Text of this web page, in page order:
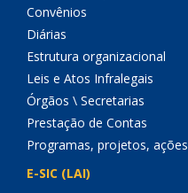
Convênios
Diárias
Estrutura organizacional
Leis e Atos Infralegais
Órgãos \ Secretarias
Prestação de Contas
Programas, projetos,
E-SIC (LAI)